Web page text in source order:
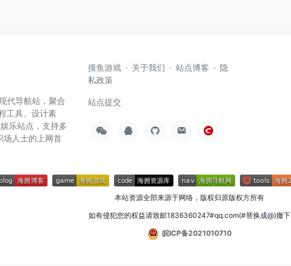
代导航站，聚合
工具、设计素
乐站点，支持多
场人士的上网首
摸鱼游戏 关于我们 站点博客
隐
私政策
站点提交
本站资源全部来源于网络，版权归原版权方所有
如有侵犯您的权益请致邮1836360247#qq.com(#替换成@)撤下
皖ICP备2021010710